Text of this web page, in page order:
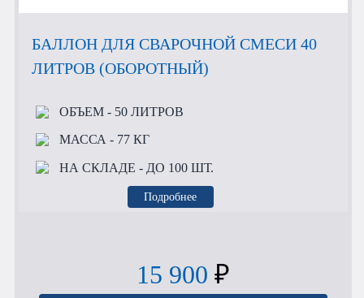
БАЛЛОН ДЛЯ СВАРОЧНОЙ СМЕСИ 40
ЛИТРОВ (ОБОРОТНЫЙ)
ОБЪЕМ- 50 ЛИТРОВ
МАССА - 77 КГ
НА СКЛАДЕ - ДО 100 ШТ.
Подробнее
15 900 ₽